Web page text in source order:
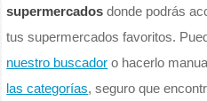
supermercados donde podrás
tus supermercados favoritos.
nuestro buscador o hacerlo
las categorías, seguro que